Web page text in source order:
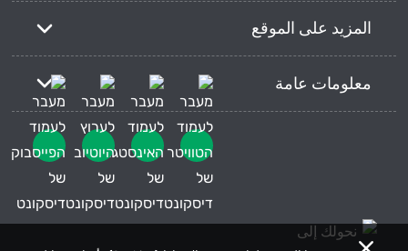
المزيد على الموقع
معلومات عامة